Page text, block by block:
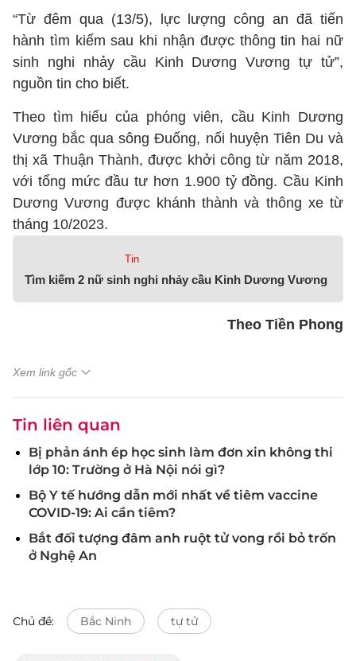
“Từ đêm qua (13/5), lực lượng công an đã tiến
hành tìm kiếm sau khi nhận được thông tin hai nữ
sinh nghi nhảy cầu Kinh Dương Vương tự tử”,
nguồn tin cho biết.
Theo tìm hiểu của phóng viên, cầu Kinh Dương
Vương bắc qua sông Đuống, nối huyện Tiên Du và
thị xã Thuận Thành, được khởi công từ năm 2018,
với tổng mức đầu tư hơn 1.900 tỷ đồng. Cầu Kinh
Dương Vương được khánh thành và thông xe từ
tháng 10/2023.
Tin
Tìm kiếm 2 nữ sinh nghi nhảy cầu Kinh Dương Vương
Theo Tiền Phong
Xem link gốc
Tin liên quan
Bị phản ánh ép học sinh làm đơn xin không thi
lớp 10: Trường ở Hà Nội nói gì?
Bộ Y tế hướng dẫn mới nhất về tiêm vaccine
COVID-19: Ai cần tiêm?
Bắt đối tượng đâm anh ruột tử vong rồi bỏ trốn
ở Nghệ An
Chủ đề: Bắc Ninh tự tử